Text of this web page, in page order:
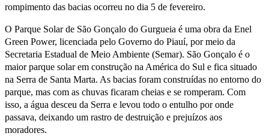
rompimento das bacias ocorreu no dia 5 de fevereiro.
O Parque Solar de São Gonçalo do Gurgueia é uma obra da Enel
Green Power, licenciada pelo Governo do Piauí, por meio da
Secretaria Estadual de Meio Ambiente (Semar). São Gonçalo é o
maior parque solar em construção na América do Sul e fica situado
na Serra de Santa Marta. As bacias foram construídas no entorno do
parque, mas com as chuvas ficaram cheias e se romperam. Com
isso, a água desceu da Serra e levou todo o entulho por onde
passava, deixando um rastro de destruição e prejuízos aos
moradores.